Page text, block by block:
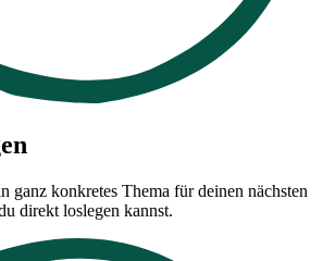
ganz konkretes Thema für deinen nächsten
direkt loslegen kannst.